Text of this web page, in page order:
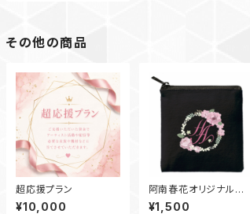
その他の商品
超応援プラン
¥10,000
阿南春花オリジナルミ
ニポーチ（ブラック）
¥1,500